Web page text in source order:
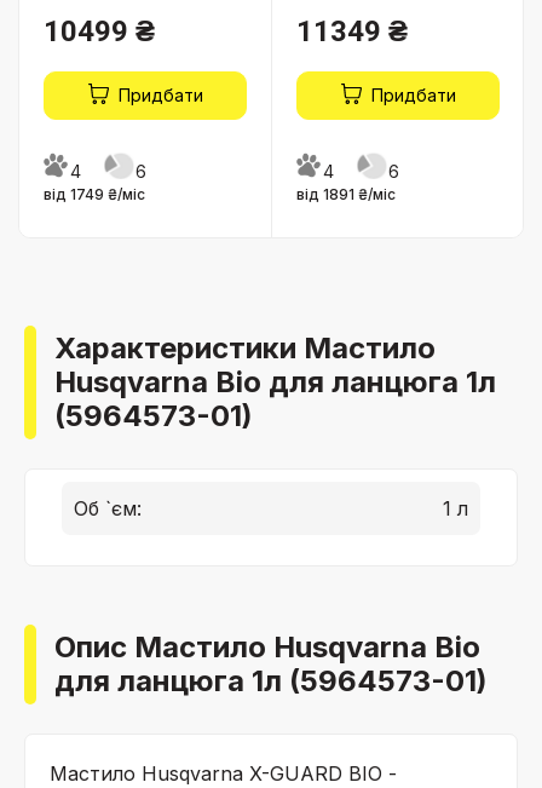
10499 ₴
Придбати
4 6
від 1749 ₴/міс
11349 ₴
Придбати
4 6
від 1891 ₴/міс
Характеристики Мастило
Husqvarna Bio для ланцюга 1л
(5964573-01)
Об `єм: 1 л
Опис Мастило Husqvarna Bio
для ланцюга 1л (5964573-01)
Мастило Husqvarna X-GUARD BIO -